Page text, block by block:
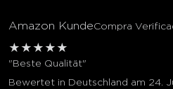
Amazon KundeCompra
★ ★ ★ ★ ★
"Beste Qualität"
Bewertet in Deutschland am 24.